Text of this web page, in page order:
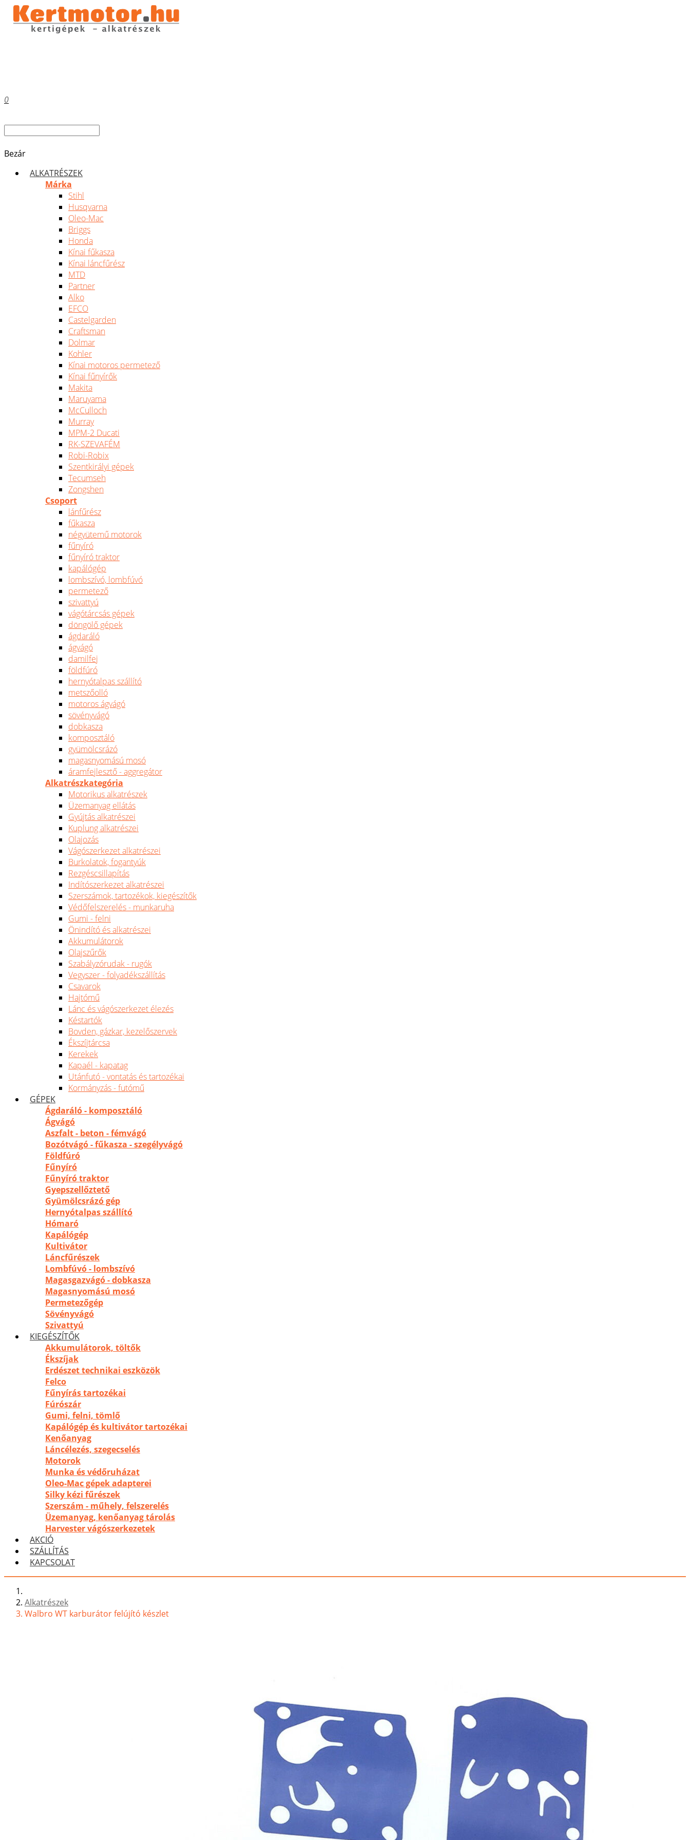
0
Bezár
ALKATRÉSZEK
Márka
Stihl
Husqvarna
Oleo-Mac
Briggs
Honda
Kínai fűkasza
Kínai láncfűrész
MTD
Partner
Alko
EFCO
Castelgarden
Craftsman
Dolmar
Kohler
Kínai motoros permetező
Kínai fűnyírők
Makita
Maruyama
McCulloch
Murray
MPM-2 Ducati
RK-SZEVAFÉM
Robi-Robix
Szentkirályi gépek
Tecumseh
Zongshen
Csoport
lánfűrész
fűkasza
négyütemű motorok
fűnyíró
fűnyíró traktor
kapálógép
lombszívó, lombfúvó
permetező
szivattyú
vágótárcsás gépek
döngölő gépek
ágdaráló
ágvágó
damilfej
földfúró
hernyótalpas szállító
metszőolló
motoros ágvágó
sövényvágó
dobkasza
komposztáló
gyümölcsrázó
magasnyomású mosó
áramfejlesztő - aggregátor
Alkatrészkategória
Motorikus alkatrészek
Üzemanyag ellátás
Gyújtás alkatrészei
Kuplung alkatrészei
Olajozás
Vágószerkezet alkatrészei
Burkolatok, fogantyúk
Rezgéscsillapítás
Indítószerkezet alkatrészei
Szerszámok, tartozékok, kiegészítők
Védőfelszerelés - munkaruha
Gumi - felni
Önindító és alkatrészei
Akkumulátorok
Olajszűrők
Szabályzórudak - rugók
Vegyszer - folyadékszállítás
Csavarok
Hajtómű
Lánc és vágószerkezet élezés
Késtartók
Bovden, gázkar, kezelőszervek
Ékszíjtárcsa
Kerekek
Kapaél - kapatag
Utánfutó - vontatás és tartozékai
Kormányzás - futómű
GÉPEK
Ágdaráló - komposztáló
Ágvágó
Aszfalt - beton - fémvágó
Bozótvágó - fűkasza - szegélyvágó
Földfúró
Fűnyíró
Fűnyíró traktor
Gyepszellőztető
Gyümölcsrázó gép
Hernyótalpas szállító
Hómaró
Kapálógép
Kultivátor
Láncfűrészek
Lombfúvó - lombszívó
Magasgazvágó - dobkasza
Magasnyomású mosó
Permetezőgép
Sövényvágó
Szivattyú
KIEGÉSZÍTŐK
Akkumulátorok, töltők
Ékszíjak
Erdészet technikai eszközök
Felco
Fűnyírás tartozékai
Fúrószár
Gumi, felni, tömlő
Kapálógép és kultivátor tartozékai
Kenőanyag
Láncélezés, szegecselés
Motorok
Munka és védőruházat
Oleo-Mac gépek adapterei
Silky kézi fűrészek
Szerszám - műhely, felszerelés
Üzemanyag, kenőanyag tárolás
Harvester vágószerkezetek
AKCIÓ
SZÁLLÍTÁS
KAPCSOLAT
Alkatrészek
Walbro WT karburátor felújító készlet